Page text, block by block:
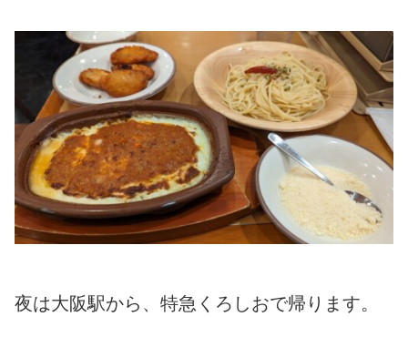
夜は大阪駅から、特急くろしおで帰ります。